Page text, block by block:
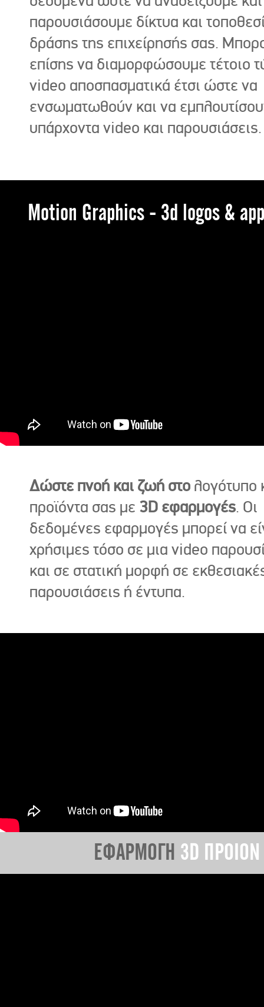
παρουσιάσουμε δίκτυα και
δράσης της επιχείρησής σας.
επίσης να διαμορφώσουμε τέτοιο
video αποσπασματικά έτσι ώστε να
ενσωματωθούν και να
υπάρχοντα video και παρουσιάσεις.
Motion Graphics - 3d logos &
Δώστε πνοή και ζωή στο λογότυπο
προϊόντα σας με 3D εφαρμογές. Οι
δεδομένες εφαρμογές μπορεί να
χρήσιμες τόσο σε μια video
και σε στατική μορφή σε
παρουσιάσεις ή έντυπα.
ΕΦΑΡΜΟΓΗ 3D ΠΡΟΙΟΝ